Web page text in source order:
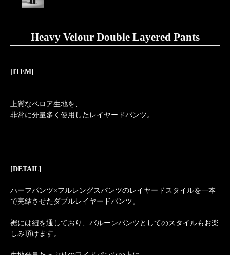
Heavy Velour Double Layered Pants
[ITEM]
上質なベロア生地を、
非常に分量多く使用したレイヤードパンツ。
[DETAIL]
ハーフパンツ×フルレングスパンツのレイヤードスタイルを一本
で完結させたダブルレイヤードパンツ。
裾には紐を通しており、バルーンパンツとしてのスタイルもお楽
しみ頂けます。